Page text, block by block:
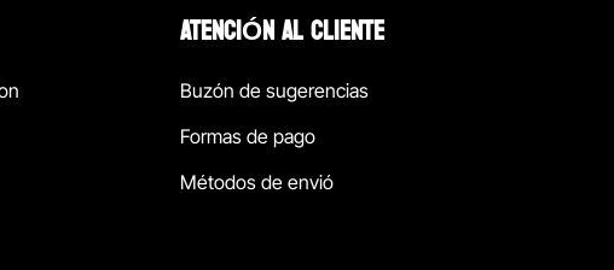
ATENCIÓN AL CLIENTE
Buzón de sugerencias
Formas de pago
Métodos de envió